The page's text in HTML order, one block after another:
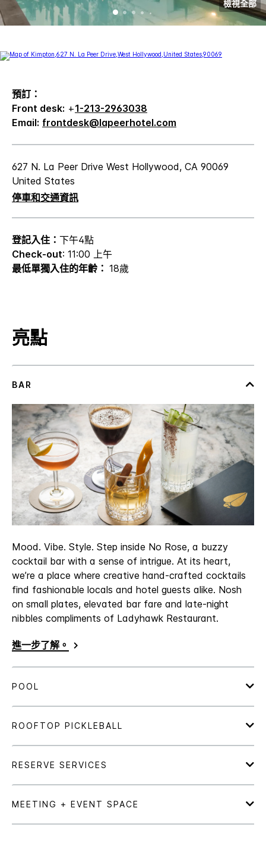
檢視全部
預訂：
Front desk: +1-213-2963038
Email: frontdesk@lapeerhotel.com
627 N. La Peer Drive West Hollywood, CA 90069
United States
停車和交通資訊
登記入住： 下午4點
Check-out: 11:00 上午
最低單獨入住的年齡： 18歲
亮點
Mood. Vibe. Style. Step inside No Rose, a buzzy
cocktail bar with a sense of intrigue. At its heart,
we’re a place where creative hand-crafted cocktails
find fashionable locals and hotel guests alike. Nosh
on small plates, elevated bar fare and late-night
nibbles compliments of Ladyhawk Restaurant.
進一步了解。